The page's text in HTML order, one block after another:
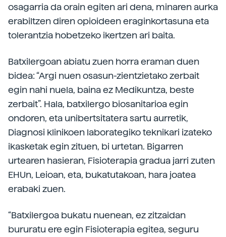
osagarria da orain egiten ari dena, minaren aurka
erabiltzen diren opioideen eraginkortasuna eta
tolerantzia hobetzeko ikertzen ari baita.
Batxilergoan abiatu zuen horra eraman duen
bidea: “Argi nuen osasun-zientzietako zerbait
egin nahi nuela, baina ez Medikuntza, beste
zerbait”. Hala, batxilergo biosanitarioa egin
ondoren, eta unibertsitatera sartu aurretik,
Diagnosi klinikoen laborategiko teknikari izateko
ikasketak egin zituen, bi urtetan. Bigarren
urtearen hasieran, Fisioterapia gradua jarri zuten
EHUn, Leioan, eta, bukatutakoan, hara joatea
erabaki zuen.
“Batxilergoa bukatu nuenean, ez zitzaidan
bururatu ere egin Fisioterapia egitea, seguru